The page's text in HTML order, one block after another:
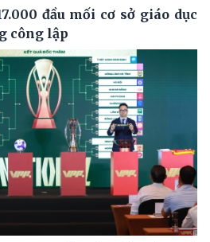
đầu mối cơ sở giáo dục
công lập